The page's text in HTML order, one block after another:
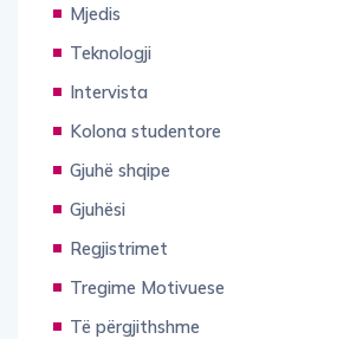
Mjedis
Teknologji
Intervista
Kolona studentore
Gjuhë shqipe
Gjuhësi
Regjistrimet
Tregime Motivuese
Të përgjithshme